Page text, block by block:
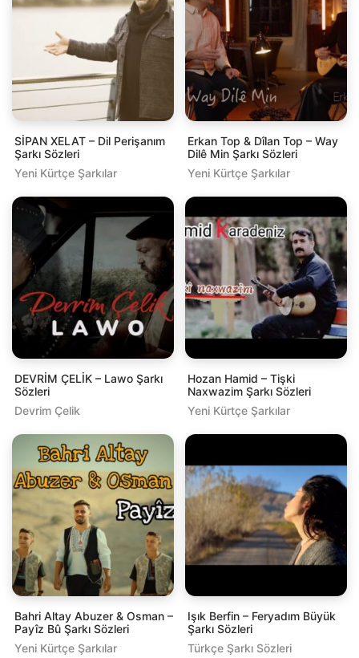
SİPAN XELAT – Dil Perişanım
Şarkı Sözleri
Yeni Kürtçe Şarkılar
Erkan Top & Dîlan Top – Way
Dilê Min Şarkı Sözleri
Yeni Kürtçe Şarkılar
DEVRİM ÇELİK – Lawo Şarkı
Sözleri
Devrim Çelik
Hozan Hamid – Tişki
Naxwazim Şarkı Sözleri
Yeni Kürtçe Şarkılar
Bahri Altay Abuzer & Osman –
Payîz Bû Şarkı Sözleri
Yeni Kürtçe Şarkılar
Işık Berfin – Feryadım Büyük
Şarkı Sözleri
Türkçe Şarkı Sözleri